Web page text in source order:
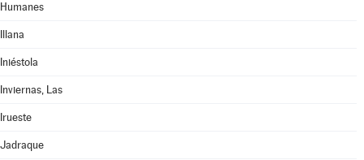
Humanes
Illana
Iniéstola
Inviernas, Las
Irueste
Jadraque